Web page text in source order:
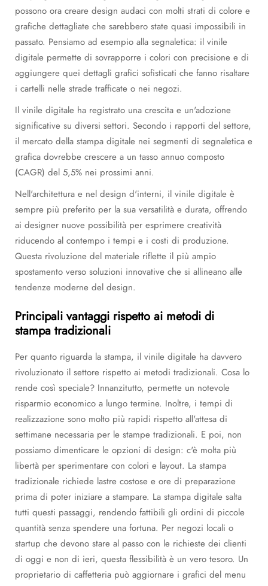
possono ora creare design audaci con molti strati di colore e
grafiche dettagliate che sarebbero state quasi impossibili in
passato. Pensiamo ad esempio alla segnaletica: il vinile
digitale permette di sovrapporre i colori con precisione e di
aggiungere quei dettagli grafici sofisticati che fanno risaltare
i cartelli nelle strade trafficate o nei negozi.
Il vinile digitale ha registrato una crescita e un'adozione
significative su diversi settori. Secondo i rapporti del settore,
il mercato della stampa digitale nei segmenti di segnaletica e
grafica dovrebbe crescere a un tasso annuo composto
(CAGR) del 5,5% nei prossimi anni.
Nell'architettura e nel design d'interni, il vinile digitale è
sempre più preferito per la sua versatilità e durata, offrendo
ai designer nuove possibilità per esprimere creatività
riducendo al contempo i tempi e i costi di produzione.
Questa rivoluzione del materiale riflette il più ampio
spostamento verso soluzioni innovative che si allineano alle
tendenze moderne del design.
Principali vantaggi rispetto ai metodi di
stampa tradizionali
Per quanto riguarda la stampa, il vinile digitale ha davvero
rivoluzionato il settore rispetto ai metodi tradizionali. Cosa lo
rende così speciale? Innanzitutto, permette un notevole
risparmio economico a lungo termine. Inoltre, i tempi di
realizzazione sono molto più rapidi rispetto all'attesa di
settimane necessaria per le stampe tradizionali. E poi, non
possiamo dimenticare le opzioni di design: c'è molta più
libertà per sperimentare con colori e layout. La stampa
tradizionale richiede lastre costose e ore di preparazione
prima di poter iniziare a stampare. La stampa digitale salta
tutti questi passaggi, rendendo fattibili gli ordini di piccole
quantità senza spendere una fortuna. Per negozi locali o
startup che devono stare al passo con le richieste dei clienti
di oggi e non di ieri, questa flessibilità è un vero tesoro. Un
proprietario di caffetteria può aggiornare i grafici del menu